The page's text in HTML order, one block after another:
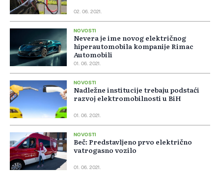
02. 06. 2021.
NOVOSTI
Nevera je ime novog električnog
hiperautomobila kompanije Rimac
Automobili
01. 06. 2021.
NOVOSTI
Nadležne institucije trebaju podstaći
razvoj elektromobilnosti u BiH
01. 06. 2021.
NOVOSTI
Beč: Predstavljeno prvo električno
vatrogasno vozilo
01. 06. 2021.